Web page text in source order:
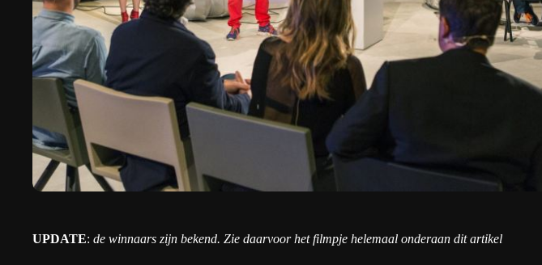
UPDATE: de winnaars zijn bekend. Zie daarvoor het filmpje helemaal onderaan dit artikel